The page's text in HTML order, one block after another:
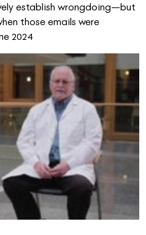
establish wrongdoing—but
those emails were
2024